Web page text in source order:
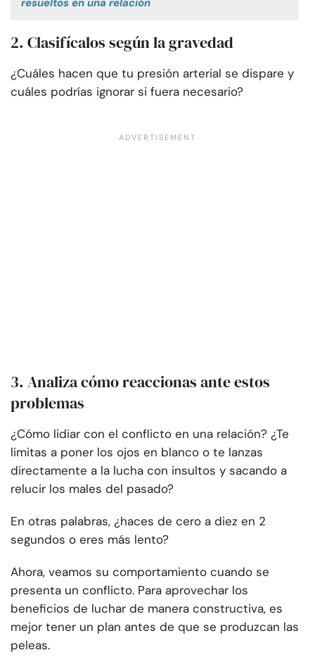
resueltos en una relación
2. Clasifícalos según la gravedad
¿Cuáles hacen que tu presión arterial se dispare y
cuáles podrías ignorar si fuera necesario?
3. Analiza cómo reaccionas ante estos
problemas
¿Cómo lidiar con el conflicto en una relación? ¿Te
limitas a poner los ojos en blanco o te lanzas
directamente a la lucha con insultos y sacando a
relucir los males del pasado?
En otras palabras, ¿haces de cero a diez en 2
segundos o eres más lento?
Ahora, veamos su comportamiento cuando se
presenta un conflicto. Para aprovechar los
beneficios de luchar de manera constructiva, es
mejor tener un plan antes de que se produzcan las
peleas.